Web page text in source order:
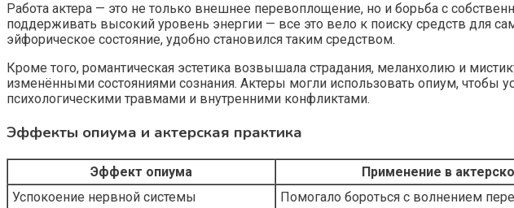
Работа актера — это не только внешнее перевоплощение, но и борьба с
поддерживать высокий уровень энергии — все это вело к поиску средств для
эйфорическое состояние, удобно становился таким средством.
Кроме того, романтическая эстетика возвышала страдания, меланхолию и
изменёнными состояниями сознания. Актеры могли использовать опиум, чтобы
психологическими травмами и внутренними конфликтами.
Эффекты опиума и актерская практика
Эффект опиума
Применение в
Успокоение нервной системы
Помогало бороться с волнением